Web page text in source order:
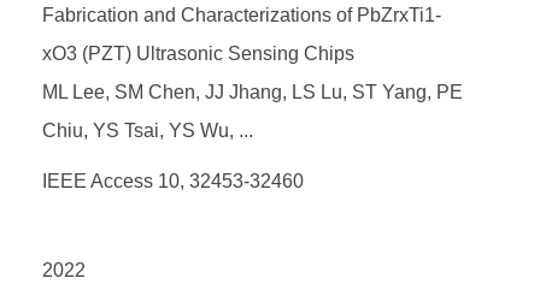
Fabrication and Characterizations of PbZrxTi1-
xO3 (PZT) Ultrasonic Sensing Chips
ML Lee, SM Chen, JJ Jhang, LS Lu, ST Yang, PE
Chiu, YS Tsai, YS Wu, ...
IEEE Access 10, 32453-32460
2022